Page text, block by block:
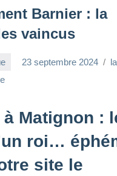
Barnier : la
vaincus
23 septembre 2024
Matignon :
roi…
site le